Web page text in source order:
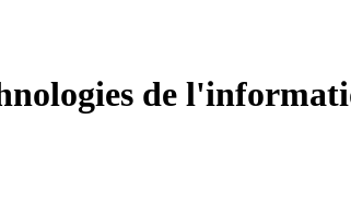
de